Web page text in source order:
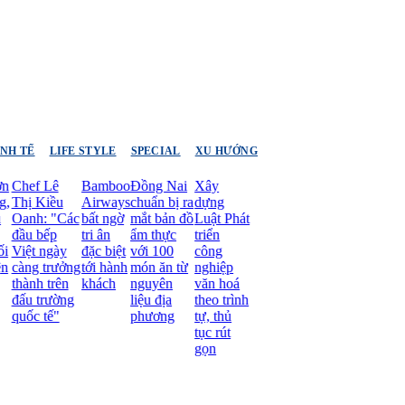
TẾ LIFE STYLE SPECIAL XU HƯỚNG
Lê
Kiều
"Các
đầu bếp
ngày
trưởng
thành trên
đấu trường
quốc tế"
Bamboo
Airways
bất ngờ
tri ân
đặc biệt
tới hành
khách
Đồng Nai
chuẩn bị ra
mắt bản đồ
ẩm thực
với 100
món ăn từ
nguyên
liệu địa
phương
Xây
dựng
Luật Phát
triển
công
nghiệp
văn hoá
theo trình
tự, thủ
tục rút
gọn